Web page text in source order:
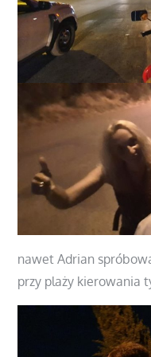
nawet Adrian
przy plaży kierowania